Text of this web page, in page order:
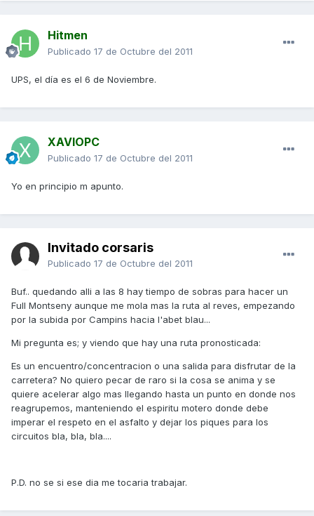
Hitmen
Publicado 17 de Octubre del 2011
UPS, el día es el 6 de Noviembre.
XAVIOPC
Publicado 17 de Octubre del 2011
Yo en principio m apunto.
Invitado corsaris
Publicado 17 de Octubre del 2011
Buf.. quedando alli a las 8 hay tiempo de sobras para hacer un
Full Montseny aunque me mola mas la ruta al reves, empezando
por la subida por Campins hacia l'abet blau...
Mi pregunta es; y viendo que hay una ruta pronosticada:
Es un encuentro/concentracion o una salida para disfrutar de la
carretera? No quiero pecar de raro si la cosa se anima y se
quiere acelerar algo mas llegando hasta un punto en donde nos
reagrupemos, manteniendo el espiritu motero donde debe
imperar el respeto en el asfalto y dejar los piques para los
circuitos bla, bla, bla....
P.D. no se si ese dia me tocaria trabajar.